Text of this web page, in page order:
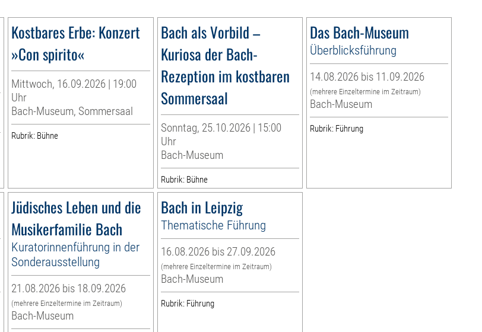
Kostbares Erbe: Konzert
»Con spirito«
Mittwoch, 16.09.2026 | 19:00
Uhr
Bach-Museum, Sommersaal
Rubrik: Bühne
Bach als Vorbild –
Kuriosa der Bach-
Rezeption im kostbaren
Sommersaal
Sonntag, 25.10.2026 | 15:00
Uhr
Bach-Museum
Rubrik: Bühne
Das Bach-Museum
Überblicksführung
14.08.2026 bis 11.09.2026
(mehrere Einzeltermine im Zeitraum)
Bach-Museum
Rubrik: Führung
Jüdisches Leben und die
Musikerfamilie Bach
Kuratorinnenführung in der
Sonderausstellung
21.08.2026 bis 18.09.2026
(mehrere Einzeltermine im Zeitraum)
Bach-Museum
Bach in Leipzig
Thematische Führung
16.08.2026 bis 27.09.2026
(mehrere Einzeltermine im Zeitraum)
Bach-Museum
Rubrik: Führung